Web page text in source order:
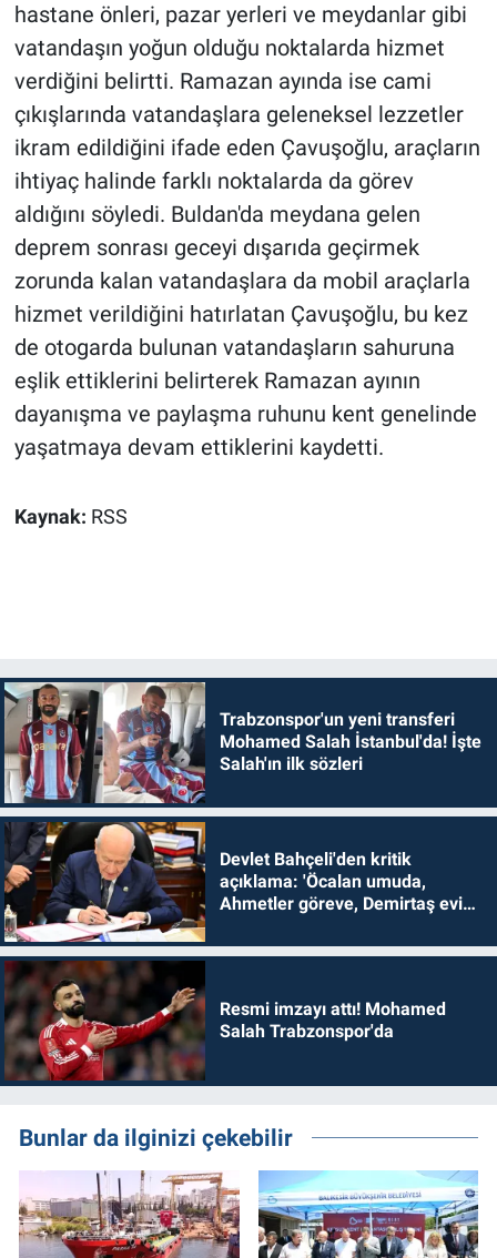
hastane önleri, pazar yerleri ve meydanlar gibi
vatandaşın yoğun olduğu noktalarda hizmet
verdiğini belirtti. Ramazan ayında ise cami
çıkışlarında vatandaşlara geleneksel lezzetler
ikram edildiğini ifade eden Çavuşoğlu, araçların
ihtiyaç halinde farklı noktalarda da görev
aldığını söyledi. Buldan'da meydana gelen
deprem sonrası geceyi dışarıda geçirmek
zorunda kalan vatandaşlara da mobil araçlarla
hizmet verildiğini hatırlatan Çavuşoğlu, bu kez
de otogarda bulunan vatandaşların sahuruna
eşlik ettiklerini belirterek Ramazan ayının
dayanışma ve paylaşma ruhunu kent genelinde
yaşatmaya devam ettiklerini kaydetti.
Kaynak: RSS
Trabzonspor'un yeni transferi
Mohamed Salah İstanbul'da! İşte
Salah'ın ilk sözleri
Devlet Bahçeli'den kritik
açıklama: 'Öcalan umuda,
Ahmetler göreve, Demirtaş evine
Resmi imzayı attı! Mohamed
Salah Trabzonspor'da
Bunlar da ilginizi çekebilir